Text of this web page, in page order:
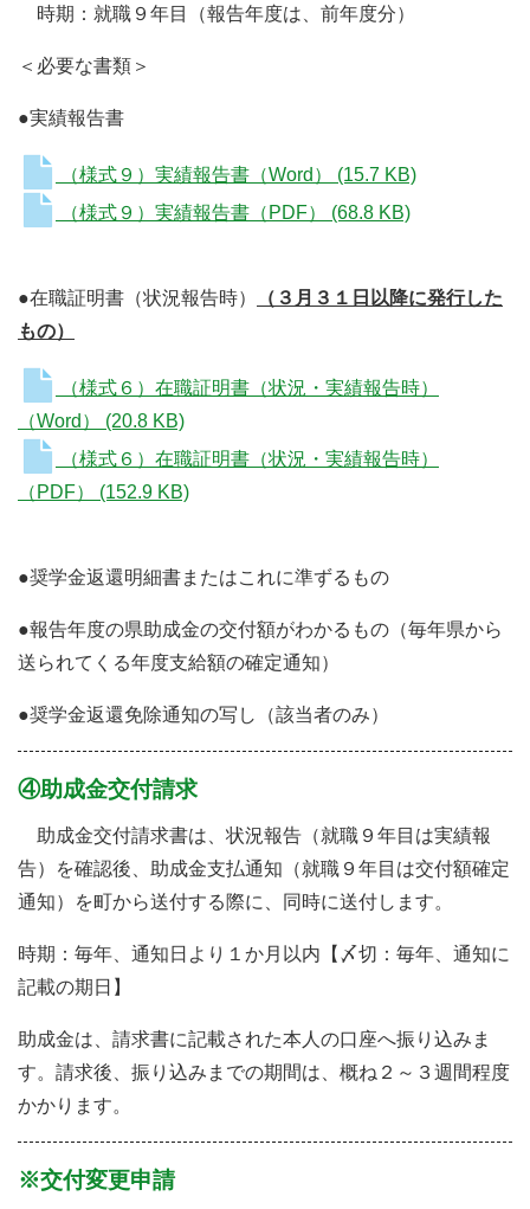
時期：就職９年目（報告年度は、前年度分）
＜必要な書類＞
●実績報告書
（様式９）実績報告書（Word） (15.7 KB)
（様式９）実績報告書（PDF） (68.8 KB)
●在職証明書（状況報告時）
（３月３１日以降に発行した
もの）
（様式６）在職証明書（状況・実績報告時）
（Word） (20.8 KB)
（様式６）在職証明書（状況・実績報告時）
（PDF） (152.9 KB)
●奨学金返還明細書またはこれに準ずるもの
●報告年度の県助成金の交付額がわかるもの（毎年県から
送られてくる年度支給額の確定通知）
●奨学金返還免除通知の写し（該当者のみ）
④助成金交付請求
助成金交付請求書は、状況報告（就職９年目は実績報
告）を確認後、助成金支払通知（就職９年目は交付額確定
通知）を町から送付する際に、同時に送付します。
時期：毎年、通知日より１か月以内【〆切：毎年、通知に
記載の期日】
助成金は、請求書に記載された本人の口座へ振り込みま
す。請求後、振り込みまでの期間は、概ね２～３週間程度
かかります。
※交付変更申請